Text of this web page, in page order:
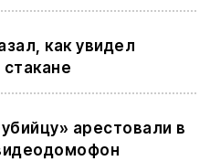
как увидел
арестовали в